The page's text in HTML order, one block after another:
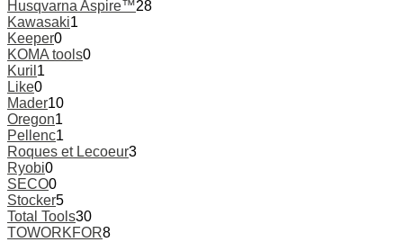
Husqvarna Aspire™28
Kawasaki1
Keeper0
KOMA tools0
Kuril 1
Like0
Mader10
Oregon1
Pellenc1
Roques et Lecoeur3
Ryobi0
SECO0
Stocker5
Total Tools30
TOWORKFOR8